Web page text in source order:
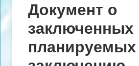
Документ о
заключенных
планируемых